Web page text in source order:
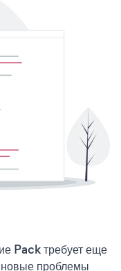
Pack требует еще
проблемы